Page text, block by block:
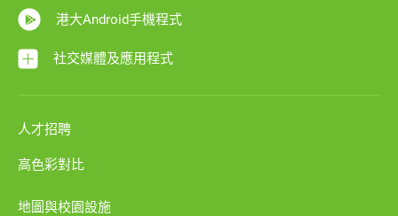
港大Android手機程式
社交媒體及應用程式
人才招聘
高色彩對比
地圖與校園設施